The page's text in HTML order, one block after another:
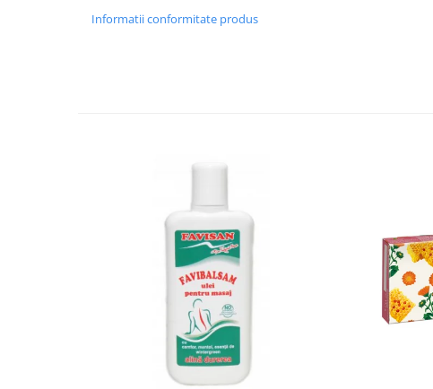
Informatii conformitate produs